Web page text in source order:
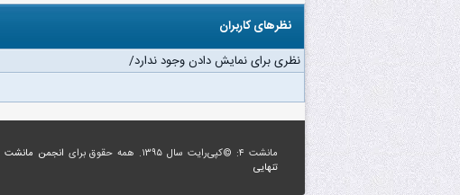
نظرهای کاربران
نظری برای نمایش دادن وجود ندارد/
مانشت ۴: ©کپی‌رایت سال ۱۳۹۵. همه حقوق برای انجمن مانشت
تنهایی